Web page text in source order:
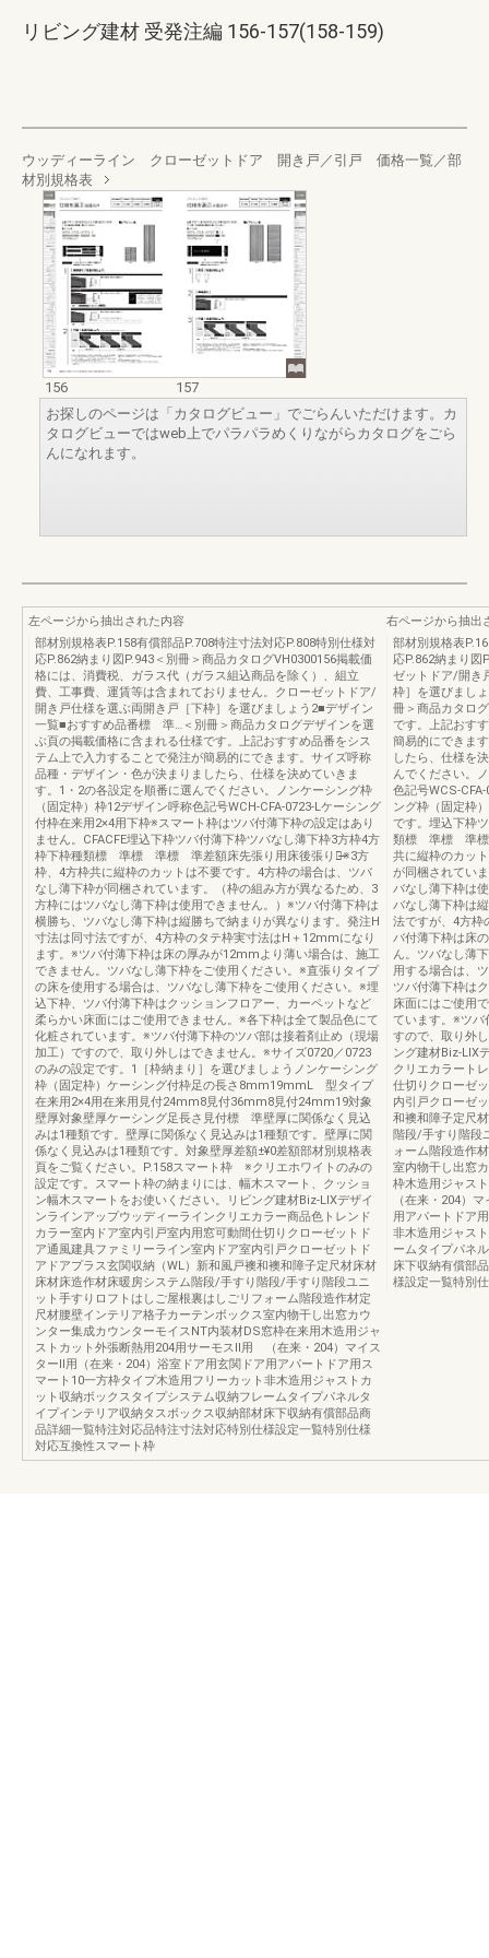
リビング建材 受発注編 156-157(158-159)
ウッディーライン クローゼットドア 開き戸／引戸 価格一覧／部
材別規格表
156
157
お探しのページは「カタログビュー」でごらんいただけます。カ
タログビューではweb上でパラパラめくりながらカタログをごら
んになれます。
左ページから抽出された内容
部材別規格表P.158有償部品P.708特注寸法対応P.808特別仕様対
応P.862納まり図P.943＜別冊＞商品カタログVH0300156掲載価
格には、消費税、ガラス代（ガラス組込商品を除く）、組立
費、工事費、運賃等は含まれておりません。クローゼットドア/
開き戸仕様を選ぶ両開き戸［下枠］を選びましょう2■デザイン
一覧■おすすめ品番標 準…＜別冊＞商品カタログデザインを選
ぶ頁の掲載価格に含まれる仕様です。上記おすすめ品番をシス
テム上で入力することで発注が簡易的にできます。サイズ呼称
品種・デザイン・色が決まりましたら、仕様を決めていきま
す。1・2の各設定を順番に選んでください。ノンケーシング枠
（固定枠）枠12デザイン呼称色記号WCH-CFA-0723-Lケーシング
付枠在来用2×4用下枠※スマート枠はツバ付薄下枠の設定はあり
ません。CFACFE埋込下枠ツバ付薄下枠ツバなし薄下枠3方枠4方
枠下枠種類標 準標 準標 準差額床先張り用床後張り用̶̶̶※3方
枠、4方枠共に縦枠のカットは不要です。4方枠の場合は、ツバ
なし薄下枠が同梱されています。（枠の組み方が異なるため、3
方枠にはツバなし薄下枠は使用できません。）※ツバ付薄下枠は
横勝ち、ツバなし薄下枠は縦勝ちで納まりが異なります。発注H
寸法は同寸法ですが、4方枠のタテ枠実寸法はH＋12mmになり
ます。※ツバ付薄下枠は床の厚みが12mmより薄い場合は、施工
できません。ツバなし薄下枠をご使用ください。※直張りタイプ
の床を使用する場合は、ツバなし薄下枠をご使用ください。※埋
込下枠、ツバ付薄下枠はクッションフロアー、カーペットなど
柔らかい床面にはご使用できません。※各下枠は全て製品色にて
化粧されています。※ツバ付薄下枠のツバ部は接着剤止め（現場
加工）ですので、取り外しはできません。※サイズ0720／0723
のみの設定です。1［枠納まり］を選びましょうノンケーシング
枠（固定枠）ケーシング付枠足の長さ8mm19mmL 型タイプ
在来用2×4用在来用見付24mm8見付36mm8見付24mm19対象
壁厚対象壁厚ケーシング足長さ見付標 準壁厚に関係なく見込
みは1種類です。壁厚に関係なく見込みは1種類です。壁厚に関
係なく見込みは1種類です。対象壁厚差額±¥0差額部材別規格表
頁をご覧ください。P.158スマート枠 ※クリエホワイトのみの
設定です。スマート枠の納まりには、幅木スマート、クッショ
ン幅木スマートをお使いください。リビング建材Biz-LIXデザイ
ンラインアップウッディーラインクリエカラー商品色トレンド
カラー室内ドア室内引戸室内用窓可動間仕切りクローゼットド
ア通風建具ファミリーライン室内ドア室内引戸クローゼットド
アドアプラス玄関収納（WL）新和風戸襖和襖和障子定尺材床材
床材床造作材床暖房システム階段/手すり階段/手すり階段ユニ
ット手すりロフトはしご屋根裏はしごリフォーム階段造作材定
尺材腰壁インテリア格子カーテンボックス室内物干し出窓カウ
ンター集成カウンターモイスNT内装材DS窓枠在来用木造用ジャ
ストカット外張断熱用204用サーモスⅡ用 （在来・204）マイス
ターⅡ用（在来・204）浴室ドア用玄関ドア用アパートドア用ス
マート10一方枠タイプ木造用フリーカット非木造用ジャストカ
ット収納ボックスタイプシステム収納フレームタイプパネルタ
イプインテリア収納タスボックス収納部材床下収納有償部品商
品詳細一覧特注対応品特注寸法対応特別仕様設定一覧特別仕様
対応互換性スマート枠
右ページから抽出
部材別規格表
応P.862納まり図
ゼットドア/開き
枠］を選びまし
冊＞商品カタロ
です。上記おす
簡易的にできま
したら、仕様を
んでください。
色記号WCS-
ング枠（固定枠
です。埋込下枠
類標 準標 準標
共に縦枠のカッ
が同梱されてい
バなし薄下枠は
バなし薄下枠は
法ですが、4方枠
バ付薄下枠は床
ん。ツバなし薄
用する場合は、
ツバ付薄下枠は
床面にはご使用
ています。※ツバ
すので、取り外
ング建材Biz-LIX
クリエカラート
仕切りクローゼ
内引戸クローゼ
和襖和障子定尺
階段/手すり階段
ォーム階段造作
室内物干し出窓
枠木造用ジャス
（在来・204）
用アパートドア
非木造用ジャス
ームタイプパネ
床下収納有償部
様設定一覧特別